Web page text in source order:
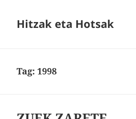
Hitzak eta Hotsak
Tag: 1998